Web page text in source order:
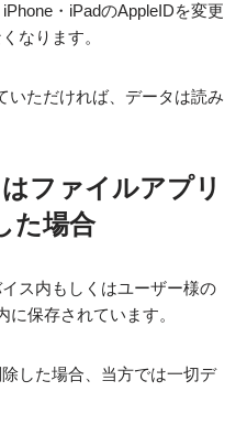
・iPadのAppleIDを変更
なります。
いただければ、データは読み
ファイルアプリ
た場合
ス内もしくはユーザー様の
に保存されています。
した場合、当方では一切デ